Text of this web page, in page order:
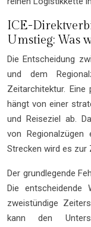
ICE-
Umstieg: Was
Die Entscheidung
und dem
Zeitarchitektur.
hängt von einer
und Reiseziel ab.
von
Strecken wird es zur
Der grundlegende
Die entscheidende
zweistündige
kann den